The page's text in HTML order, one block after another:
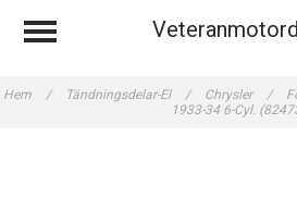
Hem / Tändningsdelar-El / Chrysler /
1933-34 6-Cyl.